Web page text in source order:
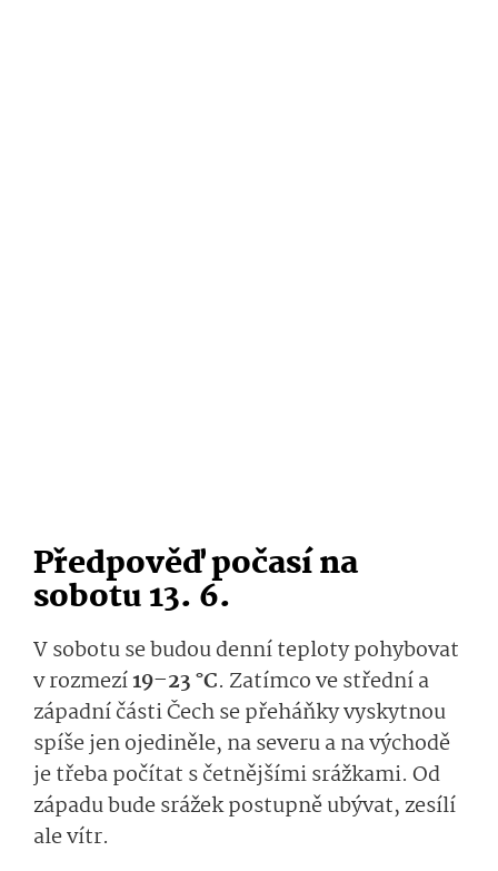
Předpověď počasí na
sobotu 13. 6.
V sobotu se budou denní teploty pohybovat
v rozmezí19–23 °C. Zatímco ve střední a
západní části Čech se přeháňky vyskytnou
spíše jen ojediněle, na severu a na východě
je třeba počítat s četnějšími srážkami. Od
západu bude srážek postupně ubývat, zesílí
ale vítr.